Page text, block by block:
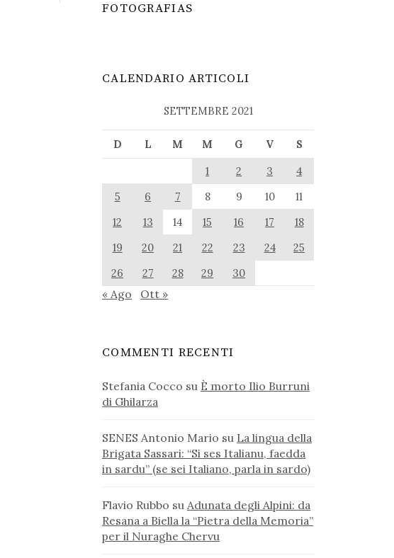
FOTOGRAFIAS
CALENDARIO ARTICOLI
SETTEMBRE 2021
D L M M G V
S
1
2 3
4
5
6 7 8 9 10
11
12
13 14 15 16 17
18
19
20 21 22 23 24
25
26
27 28 29 30
« Ago Ott »
COMMENTI RECENTI
Stefania Cocco su È morto Ilio Burruni
di Ghilarza
SENES Antonio Mario su La lingua della
Brigata Sassari: “Si ses Italianu, faedda
in sardu” (se sei Italiano, parla in sardo)
Flavio Rubbo su Adunata degli Alpini: da
Resana a Biella la “Pietra della Memoria”
per il Nuraghe Chervu